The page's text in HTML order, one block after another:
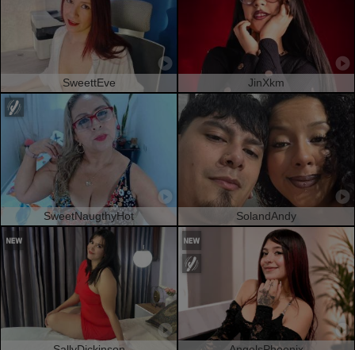
SweettEve JinXkm
SweetNaugthyHot SolandAndy